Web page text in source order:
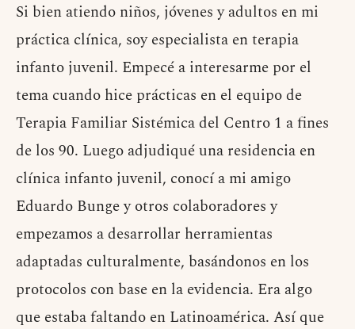
Si bien atiendo niños, jóvenes y adultos en mi
práctica clínica, soy especialista en terapia
infanto juvenil. Empecé a interesarme por el
tema cuando hice prácticas en el equipo de
Terapia Familiar Sistémica del Centro 1 a fines
de los 90. Luego adjudiqué una residencia en
clínica infanto juvenil, conocí a mi amigo
Eduardo Bunge y otros colaboradores y
empezamos a desarrollar herramientas
adaptadas culturalmente, basándonos en los
protocolos con base en la evidencia. Era algo
que estaba faltando en Latinoamérica. Así que